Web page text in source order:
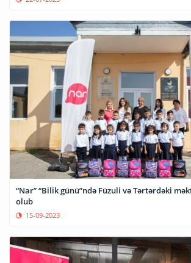
“Nar” “Bilik günü”ndə Füzuli və Tərtərdəki
olub
15-09-2023